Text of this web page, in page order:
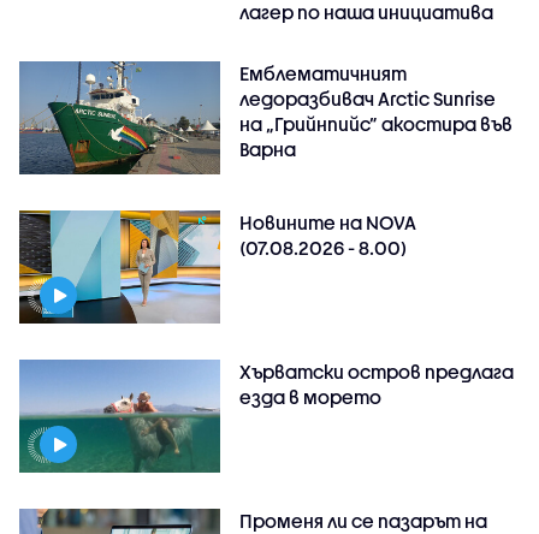
лагер по наша инициатива
Емблематичният
ледоразбивач Arctic Sunrise
на „Грийнпийс” акостира във
Варна
Новините на NOVA
(07.08.2026 - 8.00)
Хърватски остров предлага
езда в морето
Променя ли се пазарът на